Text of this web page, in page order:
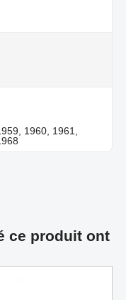
1960, 1961,
ce produit ont